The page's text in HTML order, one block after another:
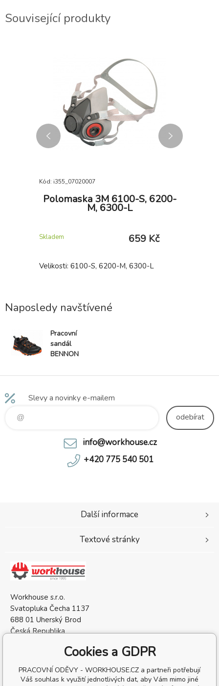
Související produkty
Kód: i355_07020007
Polomaska 3M 6100-S, 6200-
M, 6300-L
Skladem 659 Kč
Velikosti: 6100-S, 6200-M, 6300-L
Naposledy navštívené
Pracovní
sandál
BENNON
oranžový
Slevy a novinky e-mailem
odebírat
info@workhouse.cz
+420 775 540 501
Workhouse s.r.o.
Svatopluka Čecha 1137
688 01 Uherský Brod
Česká Republika
DIČ: CZ05568137
Další informace
Textové stránky
Cookies a GDPR
PRACOVNÍ ODĚVY - WORKHOUSE.CZ a partneři potřebují
Váš souhlas k využití jednotlivých dat, aby Vám mimo jiné